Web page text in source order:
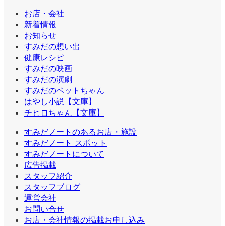
お店・会社
新着情報
お知らせ
すみだの想い出
健康レシピ
すみだの映画
すみだの演劇
すみだのペットちゃん
はやし小説【文庫】
チヒロちゃん【文庫】
すみだノートのあるお店・施設
すみだノート スポット
すみだノートについて
広告掲載
スタッフ紹介
スタッフブログ
運営会社
お問い合せ
お店・会社情報の掲載お申し込み